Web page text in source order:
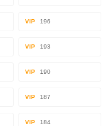
VIP 196
VIP 193
VIP 190
VIP 187
VIP 184